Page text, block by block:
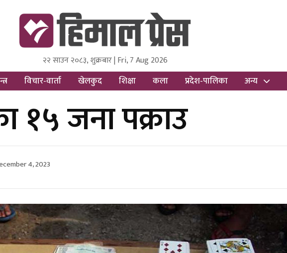
Himal Press
Dot NewsyNepal Media and Research Pvt Ltd.
२२ साउन २०८३, शुक्रबार | Fri, 7 Aug 2026
विचार-वार्ता खेलकुद शिक्षा कला प्रदेश-पालिका अन्य
१५ जना पक्राउ
4, 2023